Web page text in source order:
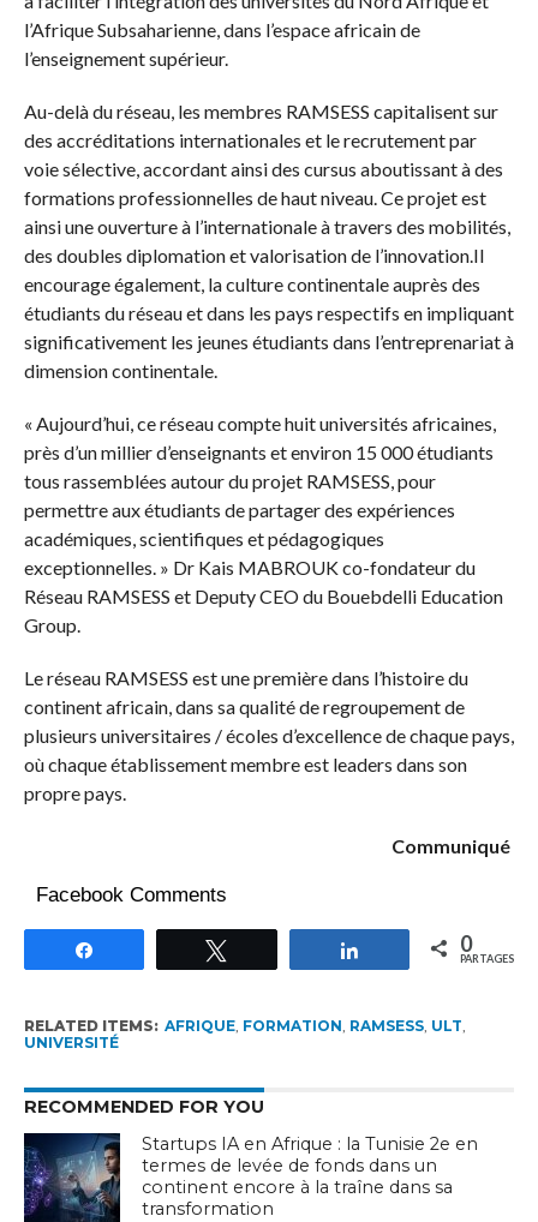
l’Afrique Subsaharienne, dans l’espace africain de
l’enseignement supérieur.
Au-delà du réseau, les membres RAMSESS capitalisent sur
des accréditations internationales et le recrutement par
voie sélective, accordant ainsi des cursus aboutissant à des
formations professionnelles de haut niveau. Ce projet est
ainsi une ouverture à l’internationale à travers des mobilités,
des doubles diplomation et valorisation de l’innovation.Il
encourage également, la culture continentale auprès des
étudiants du réseau et dans les pays respectifs en impliquant
significativement les jeunes étudiants dans l’entreprenariat à
dimension continentale.
« Aujourd’hui, ce réseau compte huit universités africaines,
près d’un millier d’enseignants et environ 15 000 étudiants
tous rassemblées autour du projet RAMSESS, pour
permettre aux étudiants de partager des expériences
académiques, scientifiques et pédagogiques
exceptionnelles. » Dr Kais MABROUK co-fondateur du
Réseau RAMSESS et Deputy CEO du Bouebdelli Education
Group.
Le réseau RAMSESS est une première dans l’histoire du
continent africain, dans sa qualité de regroupement de
plusieurs universitaires / écoles d’excellence de chaque pays,
où chaque établissement membre est leaders dans son
propre pays.
Communiqué
Facebook Comments
Partagez 0
PARTAGES
RELATED ITEMS: AFRIQUE, FORMATION, RAMSESS, ULT,
UNIVERSITÉ
RECOMMENDED FOR YOU
Startups IA en Afrique : la Tunisie 2e en
termes de levée de fonds dans un
continent encore à la traîne dans sa
transformation